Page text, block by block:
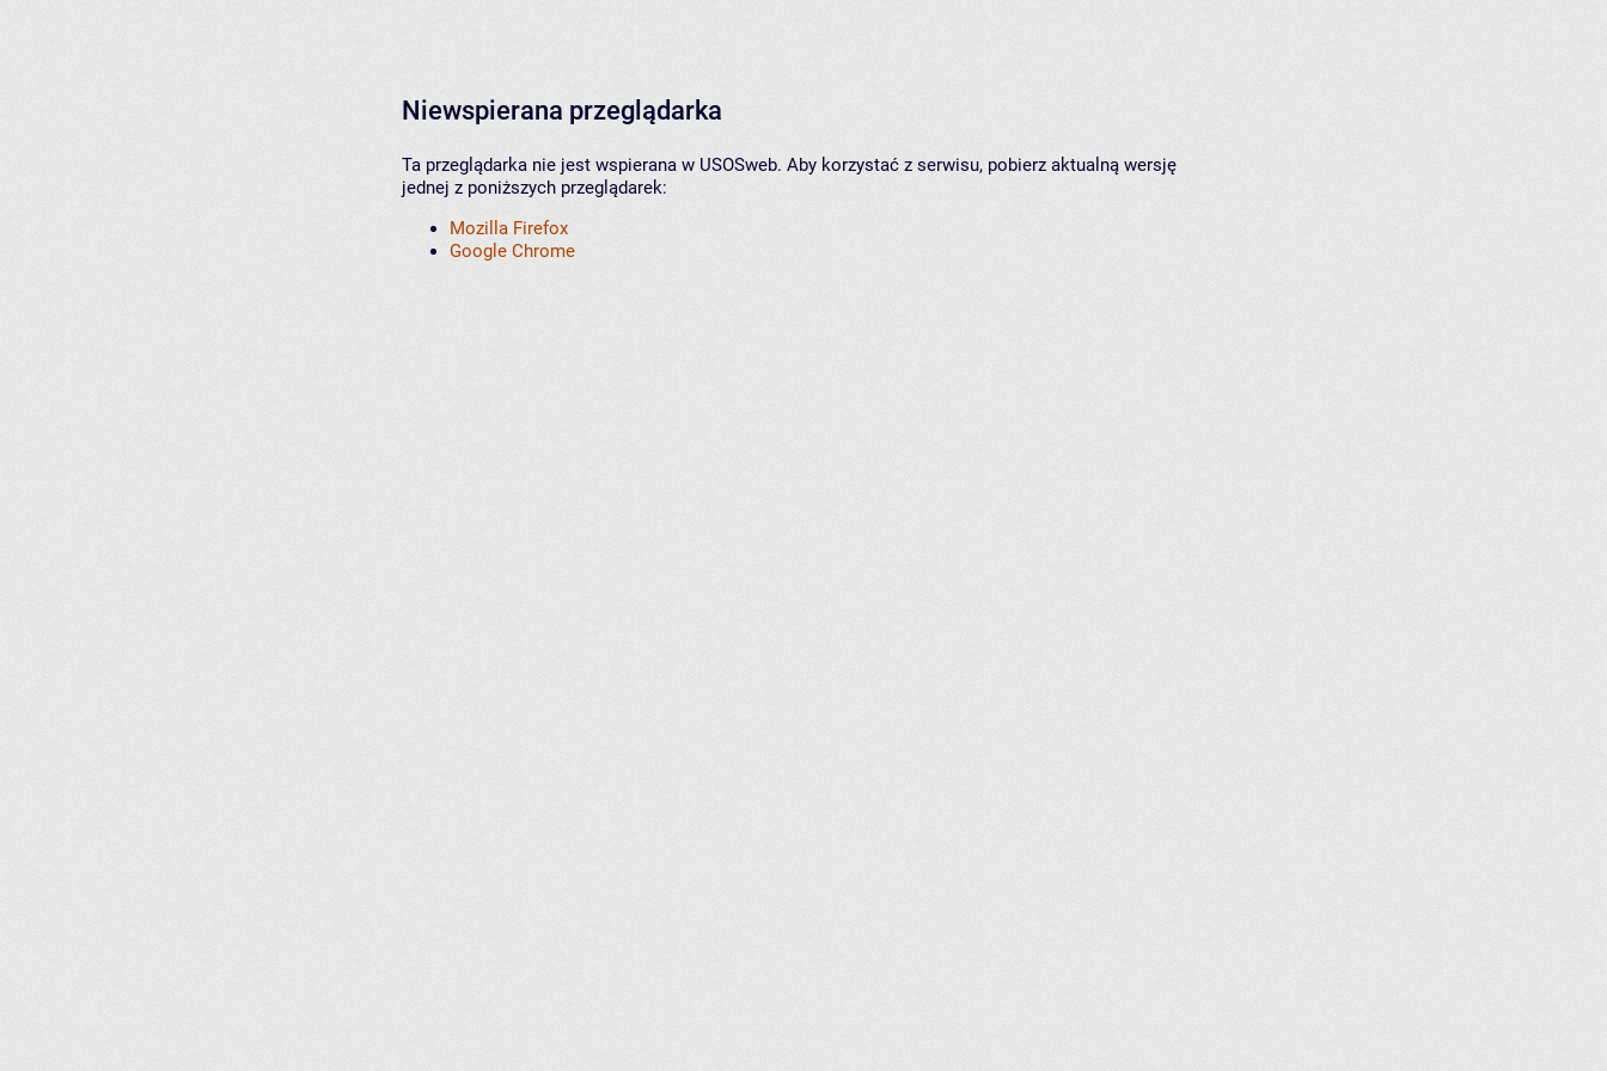
Niewspierana przeglądarka
Ta przeglądarka nie jest wspierana w USOSweb. Aby korzystać z serwisu, pobierz aktualną wersję
jednej z poniższych przeglądarek:
Mozilla Firefox
Google Chrome